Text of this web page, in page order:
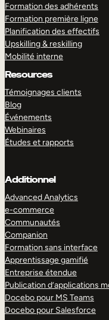
Formation des adhérents
Formation première ligne
Planification des effectifs
Upskilling & reskilling
Mobilité interne
Resources
Témoignages clients
Blog
Événements
Webinaires
Études et rapports
Additionnel
Advanced Analytics
e-commerce
Communautés
Companion
Formation sans interface
Apprentissage gamifié
Entreprise étendue
Publication d’applications
Docebo pour MS Teams
Docebo pour Salesforce